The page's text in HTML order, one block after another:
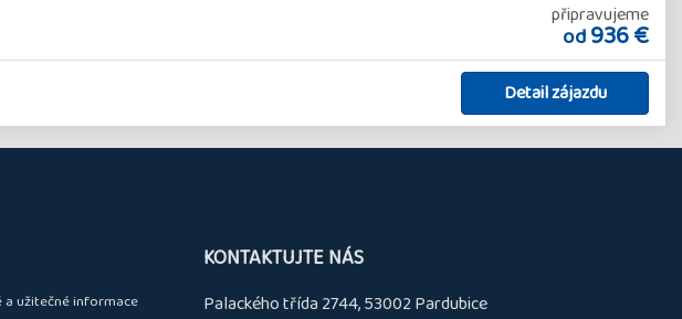
připravujeme
od936 €
Detail zájazdu
a užitečné informace
KONTAKTUJTE NÁS
Palackého třída 2744, 53002 Pardubice